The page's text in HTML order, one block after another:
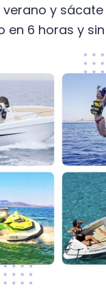
verano y
en 6 horas y